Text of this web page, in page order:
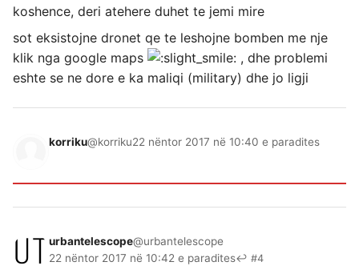
koshence, deri atehere duhet te jemi mire
sot eksistojne dronet qe te leshojne bomben me nje
klik nga google maps
, dhe problemi
eshte se ne dore e ka maliqi (military) dhe jo ligji
korriku@korriku22 nëntor 2017 në 10:40 e paradites
urbantelescope@urbantelescope
22 nëntor 2017 në 10:42 e paradites↩ #4